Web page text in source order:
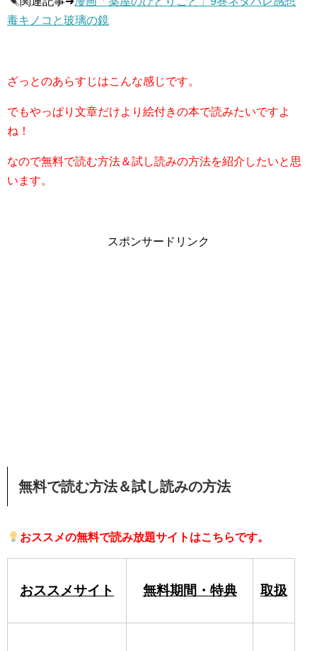
毒キノコと玻璃の鏡
ざっとのあらすじはこんな感じです。
でもやっぱり文章だけより絵付きの本で読みたいですよ
ね！
なので無料で読む方法＆試し読みの方法を紹介したいと思
います。
スポンサードリンク
無料で読む方法＆試し読みの方法
おススメの無料で読み放題サイトはこちらです。
おススメサイト 無料期間・特典 取扱